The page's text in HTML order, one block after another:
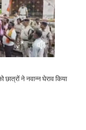
ने नवान्न घेराव किया